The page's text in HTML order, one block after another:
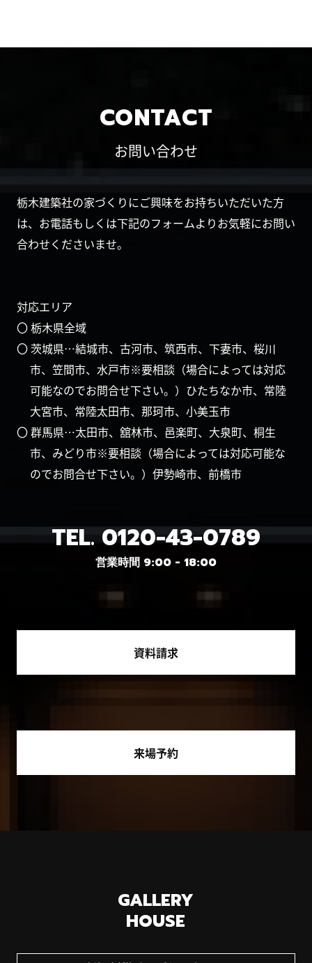
CONTACT
お問い合わせ
栃木建築社の家づくりにご興味をお持ちいただいた方
は、お電話もしくは下記のフォームよりお気軽にお問い
合わせくださいませ。
対応エリア
〇 栃木県全域
〇 茨城県…結城市、古河市、筑西市、下妻市、桜川
市、笠間市、水戸市※要相談（場合によっては対応
可能なのでお問合せ下さい。）ひたちなか市、常陸
大宮市、常陸太田市、那珂市、小美玉市
〇 群馬県…太田市、舘林市、邑楽町、大泉町、桐生
市、みどり市※要相談（場合によっては対応可能な
のでお問合せ下さい。）伊勢崎市、前橋市
TEL. 0120-43-0789
営業時間 9:00 - 18:00
資料請求
来場予約
GALLERY
HOUSE